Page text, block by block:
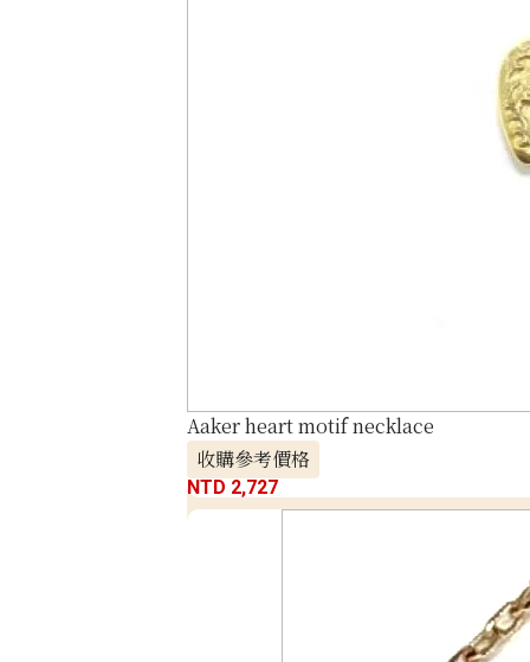
Aaker heart motif necklace
收購參考價格
NTD 2,727